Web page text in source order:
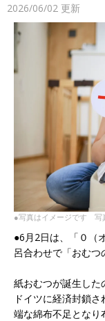
2026/06/02 更新
●写真はイメージです 写
●6月2日は、「０（
呂合わせで「おむつ
紙おむつが誕生した
ドイツに経済封鎖
端な綿布不足となり